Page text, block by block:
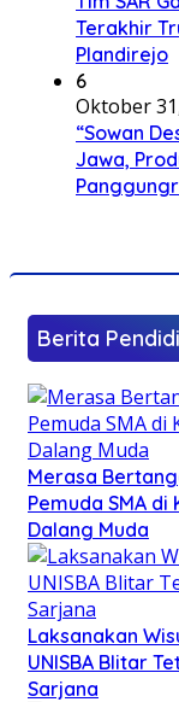
Terakhir
Plandirejo
6
Oktober
“Sowan
Jawa,
Berita
Merasa
Pemuda SMA
Dalang Muda
Laksanakan
UNISBA Blitar
Sarjana